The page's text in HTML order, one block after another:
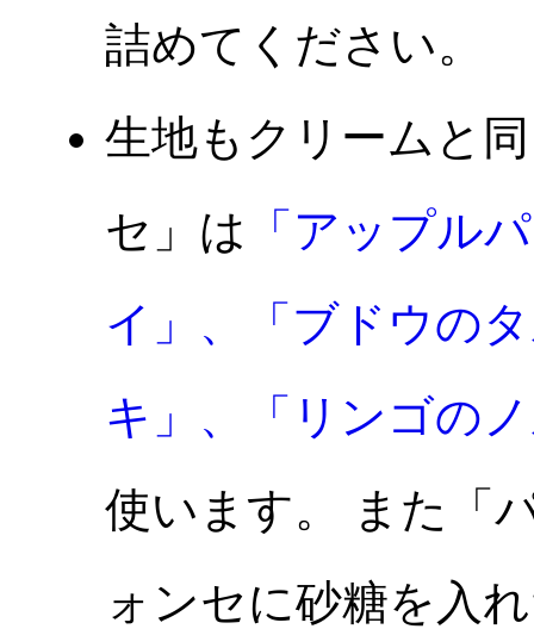
詰めてください。
生地もクリームと
セ」は 「アップル
イ」、
「ブドウの
キ」、
「リンゴの
使います。 また「
ォンセに砂糖を入